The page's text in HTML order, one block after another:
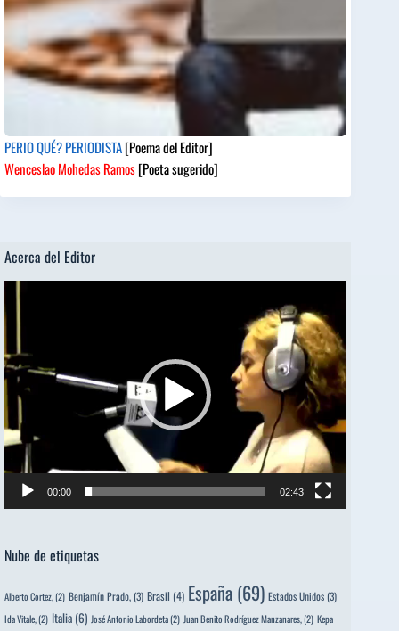
PERIO QUÉ? PERIODISTA[Poema del Editor]
Wenceslao Mohedas Ramos[Poeta sugerido]
Acerca del Editor
de
vídeo
00:00 02:43
Nube de etiquetas
Alberto Cortez, (2) Benjamín Prado,(3) Brasil (4) España (69) Estados Unidos(3)
Ida Vitale, (2) Italia (6) José Antonio Labordeta(2) Juan Benito Rodríguez Manzanares, (2) Kepa